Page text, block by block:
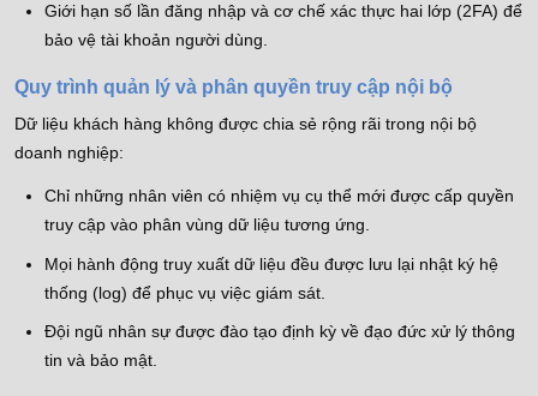
Giới hạn số lần đăng nhập và cơ chế xác thực hai lớp (2FA) để
bảo vệ tài khoản người dùng.
Quy trình quản lý và phân quyền truy cập nội bộ
Dữ liệu khách hàng không được chia sẻ rộng rãi trong nội bộ
doanh nghiệp:
Chỉ những nhân viên có nhiệm vụ cụ thể mới được cấp quyền
truy cập vào phân vùng dữ liệu tương ứng.
Mọi hành động truy xuất dữ liệu đều được lưu lại nhật ký hệ
thống (log) để phục vụ việc giám sát.
Đội ngũ nhân sự được đào tạo định kỳ về đạo đức xử lý thông
tin và bảo mật.